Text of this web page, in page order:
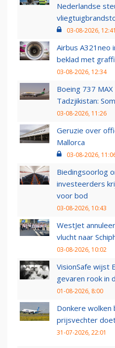
Nederlandse
03-08-2026, 12:41
Airbus A321neo
beklad met
03-08-2026, 12:34
Boeing 737
Tadzjikistan:
03-08-2026, 11:26
Geruzie over
Mallorca
03-08-2026,
Biedingsoorlog
investeerders
voor bod
03-08-2026, 10:43
WestJet
vlucht naar
03-08-2026, 10:02
VisionSafe wijst
gevaren rook in
01-08-2026, 8:00
Donkere wolken
prijsvechter
31-07-2026, 22:01